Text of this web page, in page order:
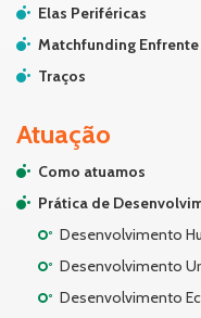
Elas Periféricas
Matchfunding Enfrente
Traços
Atuação
Como atuamos
Prática de
Desenvolvimento
Desenvolvimento
Desenvolvimento